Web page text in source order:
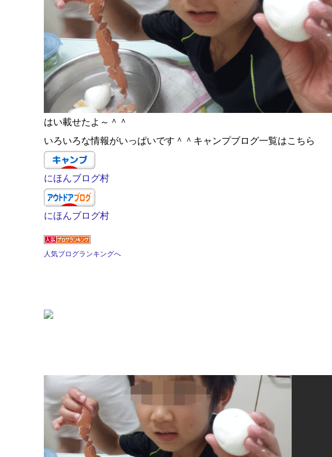
はい載せたよ～＾＾
いろいろな情報がいっぱいです＾＾キャンプブログ一覧はこちら
にほんブログ村
にほんブログ村
人気ブログランキングへ